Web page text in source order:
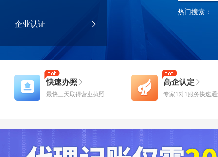
企业认证
热门搜索：
快速办照
最快三天取得营业执照
高企认定
专家1对1服务快速